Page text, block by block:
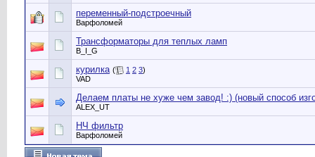
переменный-подстроечный
Варфоломей
Трансформаторы для теплых ламп
B_I_G
курилка ( 1 2 3)
VAD
Делаем платы не хуже чем завод! :) (новый способ
ALEX_UT
НЧ фильтр
Варфоломей